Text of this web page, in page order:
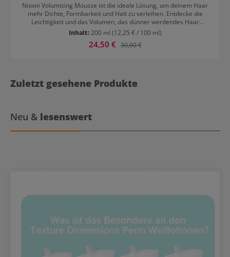
Nioxin Volumising Mousse ist die ideale Lösung, um deinem Haar
mehr Dichte, Formbarkeit und Halt zu verleihen. Entdecke die
Leichtigkeit und das Volumen, das dünner werdendes Haar
Fülle ohne zu beschweren. PRO THICK-Technologie:
Verdickungspolymere legen sich um jede Haarsträhne und sorgen
jedes Haar voluminöser erscheinen lassen. Anwendung Die
Mousse auf feuchtes oder handtuchtrockenes Haar auftragen. Um
Inhalt:200 ml (12,25 € / 100 ml)
Verkaufspreis:
24,50 € Regulärer Preis:
30,00 €
Zuletzt gesehene Produkte
Neu & lesenswert